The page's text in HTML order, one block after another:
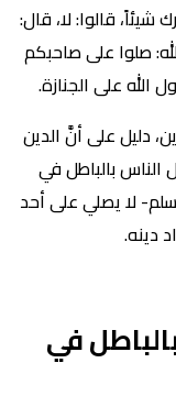
قالوا: لا، قال:
صلوا على صاحبكم
على الجنازة.
دليل على أنَّ الدين
بالباطل في
لا يصلي على أحد
دينه.
في